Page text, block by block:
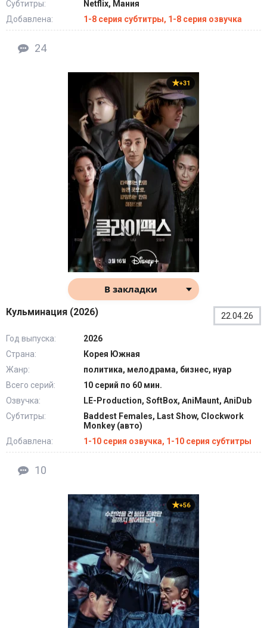
Субтитры:
Netflix, Мания
Добавлена:
1-8 серия субтитры, 1-8 серия озвучка
24
+31
В закладки
Кульминация (2026) 22.04.26
Год выпуска:
2026
Страна:
Корея Южная
Жанр:
политика, мелодрама, бизнес, нуар
Всего серий:
10 серий по 60 мин.
Озвучка:
LE-Production, SoftBox, AniMaunt, AniDub
Субтитры:
Baddest Females, Last Show, Clockwork
Monkey (авто)
Добавлена:
1-10 серия озвучка, 1-10 серия субтитры
10
+56